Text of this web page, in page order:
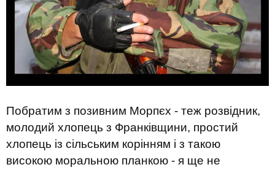
Побратим з позивним Морпєх - теж розвідник,
молодий хлопець з Франківщини, простий
хлопець із сільським корінням і з такою
високою моральною планкою - я ще не